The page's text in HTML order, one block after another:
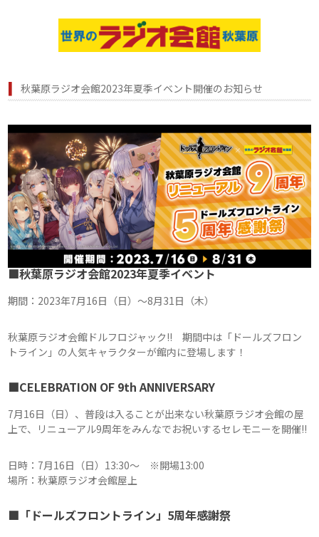
秋葉原ラジオ会館2023年夏季イベント開催のお知らせ
■秋葉原ラジオ会館2023年夏季イベント
期間：2023年7月16日（日）～8月31日（木）
秋葉原ラジオ会館ドルフロジャック!! 期間中は「ドールズフロン
トライン」の人気キャラクターが館内に登場します！
■CELEBRATION OF 9th ANNIVERSARY
7月16日（日）、普段は入ることが出来ない秋葉原ラジオ会館の屋
上で、リニューアル9周年をみんなでお祝いするセレモニーを開催!!
日時：7月16日（日）13:30～ ※開場13:00
場所：秋葉原ラジオ会館屋上
■「ドールズフロントライン」5周年感謝祭